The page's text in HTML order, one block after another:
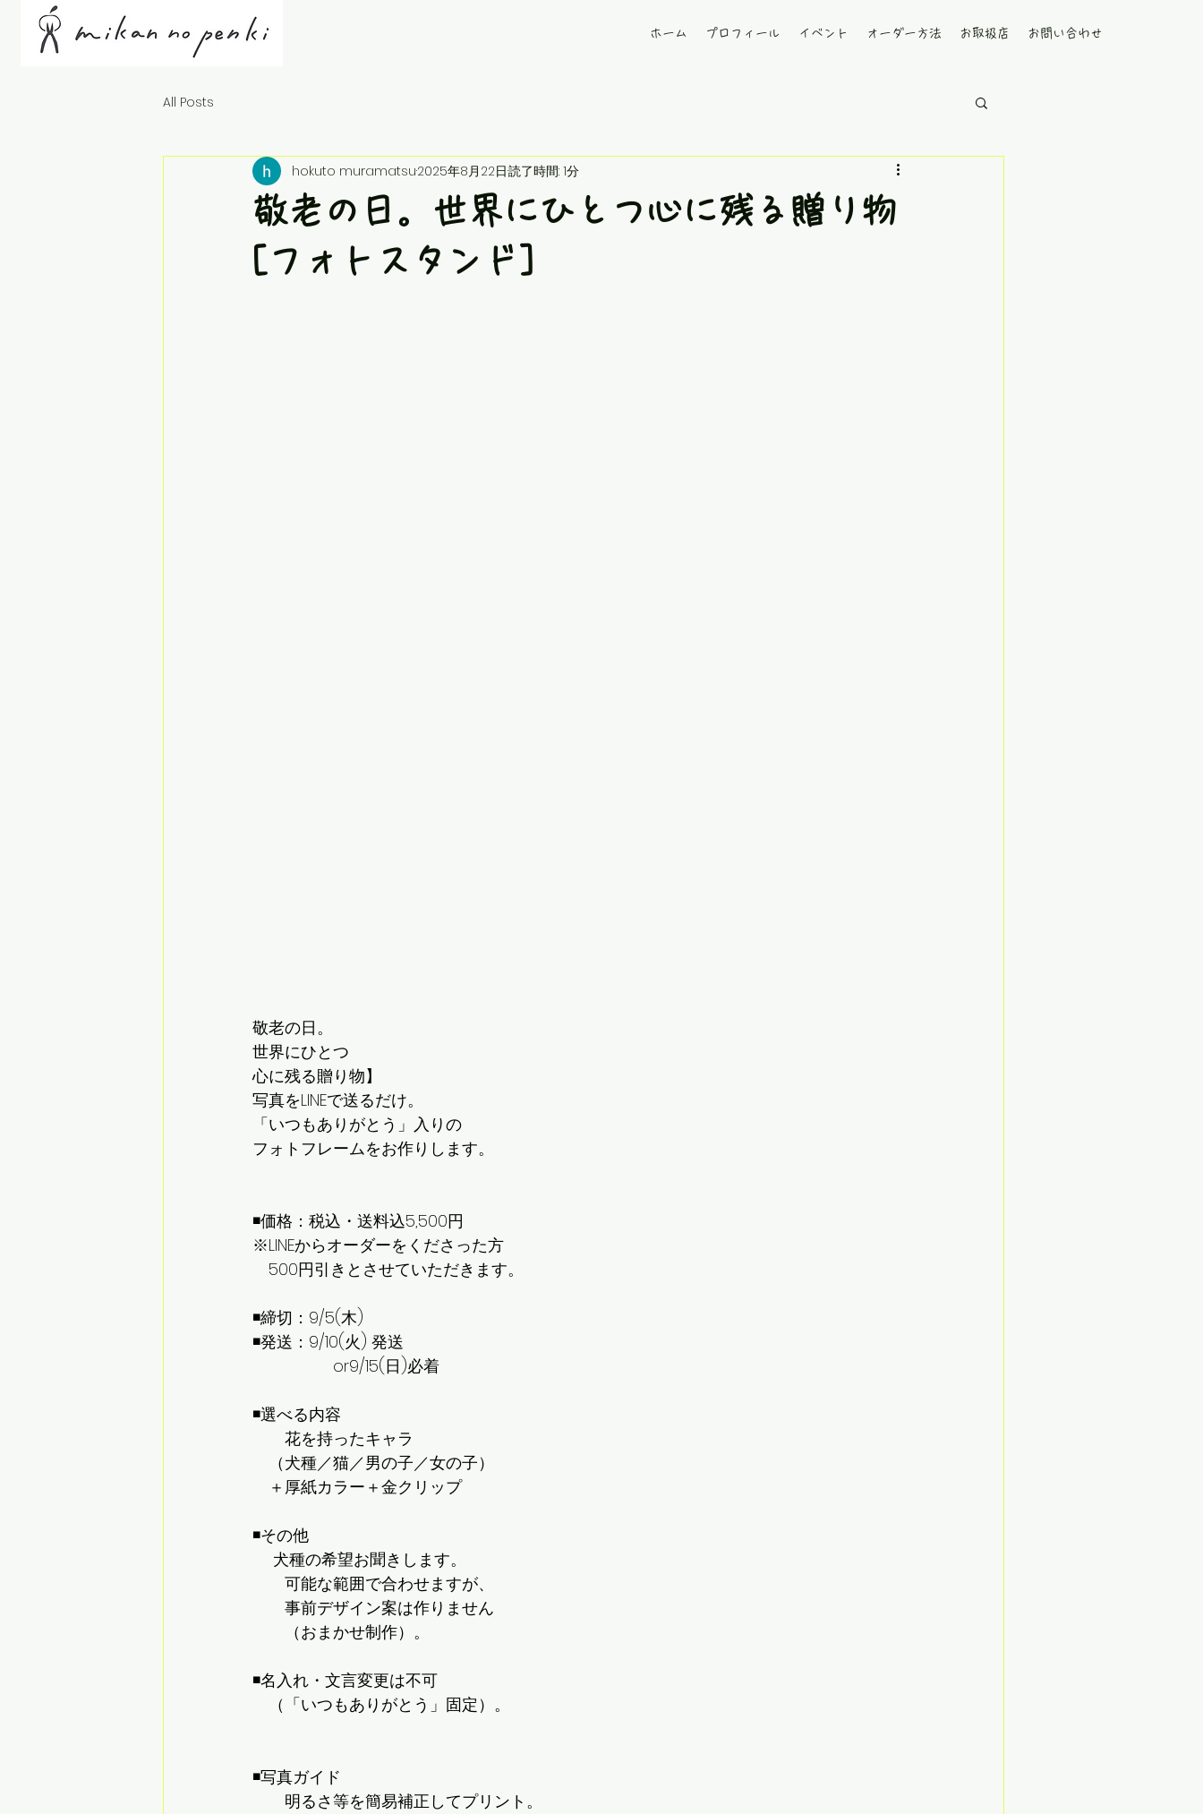
ホーム プロフィール イベント オーダー方法 お取扱店 お問い合わせ
All Posts
敬老の日。世界にひとつ心に残る贈り物
[フォトスタンド]
hokuto muramatsu2025年8月22日読了時間: 1分
敬老の日。
世界にひとつ
心に残る贈り物】
写真をLINEで送るだけ。
「いつもありがとう」入りの
フォトフレームをお作りします。
◾️価格：税込・送料込5,500円
※LINEからオーダーをくださった方
500円引きとさせていただきます。
◾️締切：9/5(木)
◾️発送：9/10(火) 発送
or9/15(日)必着
◾️選べる内容
花を持ったキャラ
（犬種／猫／男の子／女の子）
＋厚紙カラー＋金クリップ
◾️その他
犬種の希望お聞きします。
可能な範囲で合わせますが、
事前デザイン案は作りません
（おまかせ制作）。
◾️名入れ・文言変更は不可
（「いつもありがとう」固定）。
◾️写真ガイド
明るさ等を簡易補正してプリント。